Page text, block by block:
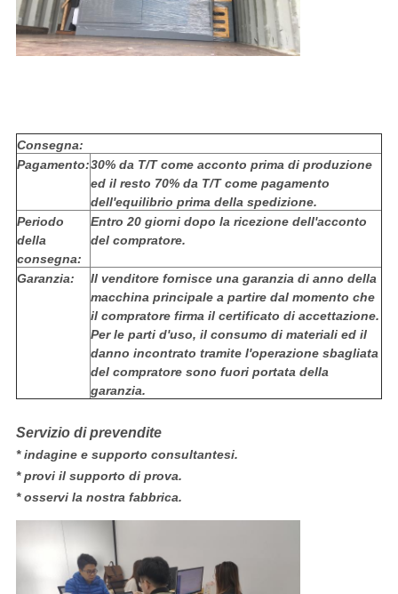
Consegna:
Pagamento:30% da T/T come acconto prima di produzione
ed il resto 70% da T/T come pagamento
dell'equilibrio prima della spedizione.
Periodo
della
consegna:
Entro 20 giorni dopo la ricezione dell'acconto
del compratore.
Garanzia:
Il venditore fornisce una garanzia di anno della
macchina principale a partire dal momento che
il compratore firma il certificato di accettazione.
Per le parti d'uso, il consumo di materiali ed il
danno incontrato tramite l'operazione sbagliata
del compratore sono fuori portata della
garanzia.
Servizio di prevendite
* indagine e supporto consultantesi.
* provi il supporto di prova.
* osservi la nostra fabbrica.